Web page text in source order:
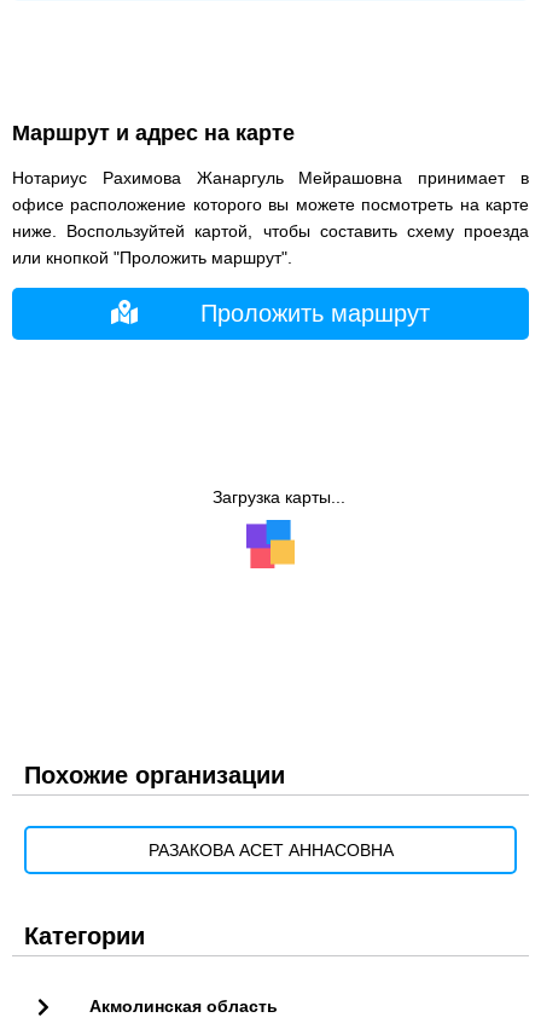
Маршрут и адрес на карте
Нотариус Рахимова Жанаргуль Мейрашовна принимает в
офисе расположение которого вы можете посмотреть на карте
ниже. Воспользуйтей картой, чтобы составить схему проезда
или кнопкой "Проложить маршрут".
Проложить маршрут
Загрузка карты...
Похожие организации
РАЗАКОВА АСЕТ АННАСОВНА
Категории
Акмолинская область